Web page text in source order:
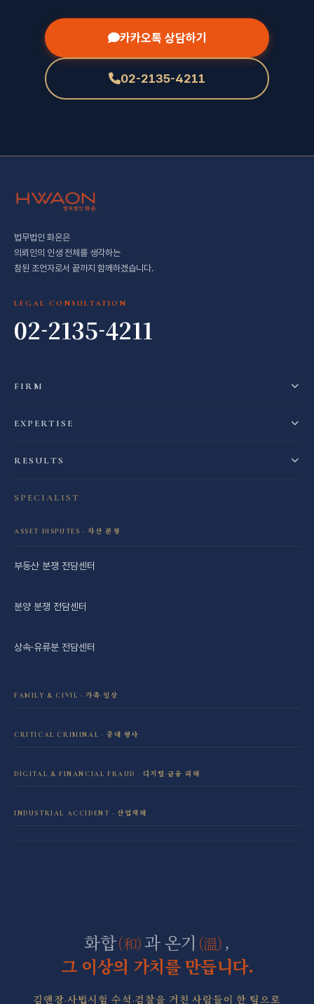
카카오톡 상담하기
02-2135-4211
법무법인 화온은
의뢰인의 인생 전체를 생각하는
참된 조언자로서 끝까지 함께하겠습니다.
LEGAL CONSULTATION
02-2135-4211
FIRM
EXPERTISE
RESULTS
SPECIALIST
ASSET DISPUTES · 자산 분쟁
부동산 분쟁 전담센터
분양 분쟁 전담센터
상속·유류분 전담센터
FAMILY & CIVIL · 가족·일상
학교폭력 전담센터
CRITICAL CRIMINAL · 중대 형사
DIGITAL & FINANCIAL FRAUD · 디지털·금융 피해
INDUSTRIAL ACCIDENT · 산업재해
화합(和)과 온기 (溫) ,
그 이상의 가치를 만듭니다.
김앤장·사법시험 수석·검찰을 거친 사람들이 한 팀으로